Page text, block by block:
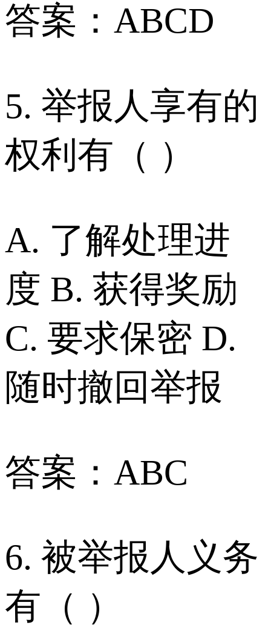
答案：ABCD
5. 举报人享有的
权利有（ ）
A. 了解处理进
度 B. 获得奖励
C. 要求保密 D.
随时撤回举报
答案：ABC
6. 被举报人义务
有（ ）